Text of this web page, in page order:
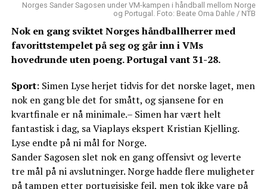
Norges Sander Sagosen under VM-kampen i håndball mellom Norge
og Portugal. Foto: Beate Oma Dahle / NTB
Nok en gang sviktet Norges håndballherrer med
favorittstempelet på seg og går inn i VMs
hovedrunde uten poeng. Portugal vant 31-28.
Sport: Simen Lyse herjet tidvis for det norske laget, men
nok en gang ble det for smått, og sjansene for en
kvartfinale er nå minimale.– Simen har vært helt
fantastisk i dag, sa Viaplays ekspert Kristian Kjelling.
Lyse endte på ni mål for Norge.
Sander Sagosen slet nok en gang offensivt og leverte
tre mål på ni avslutninger. Norge hadde flere muligheter
på tampen etter portugisiske feil, men tok ikke vare på